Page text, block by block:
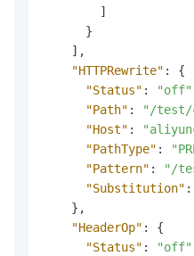
]
}
] ,
"HTTPRewrite" :
{
"Status" : "off"
"Path" : "/test/
"Host" :
"PathType" :
"Pattern" : "/
"Substitution" :
} ,
"HeaderOp" :
{
"Status" : "off"